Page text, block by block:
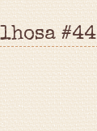
#44